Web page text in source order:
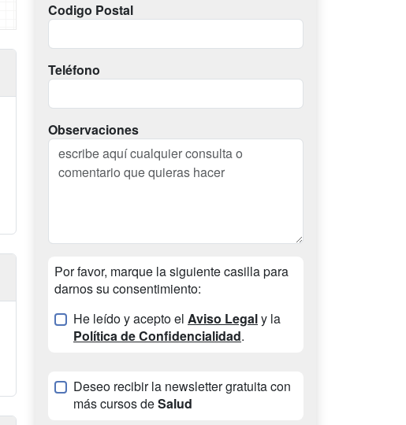
Codigo Postal
Teléfono
Observaciones
Por favor, marque la siguiente casilla para
darnos su consentimiento:
He leído y acepto el Aviso Legaly la
Política de Confidencialidad.
Deseo recibir la newsletter gratuita con
más cursos deSalud